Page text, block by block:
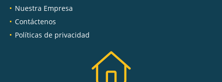
Nuestra Empresa
Contáctenos
Políticas de privacidad